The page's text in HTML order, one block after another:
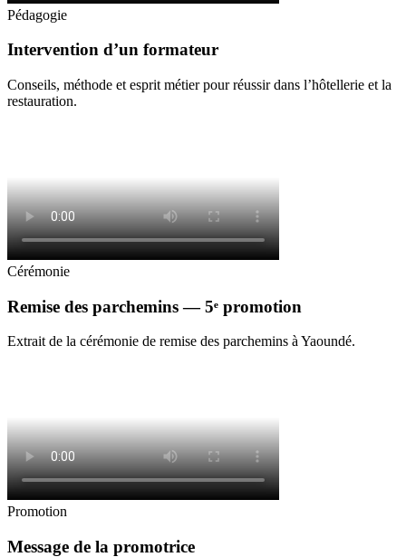
Pédagogie
Intervention d’un formateur
Conseils, méthode et esprit métier pour réussir dans l’hôtellerie et la
restauration.
Cérémonie
Remise des parchemins — 5ᵉ promotion
Extrait de la cérémonie de remise des parchemins à Yaoundé.
Promotion
Message de la promotrice